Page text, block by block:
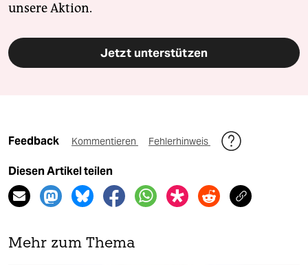
unsere Aktion.
Jetzt unterstützen
Feedback Kommentieren Fehlerhinweis
Diesen Artikel teilen
Mehr zum Thema